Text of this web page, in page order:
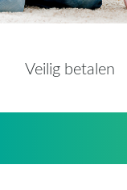
Veilig betalen